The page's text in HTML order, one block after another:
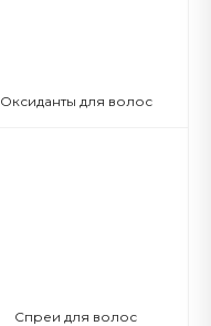
Оксиданты для волос
Спреи для волос